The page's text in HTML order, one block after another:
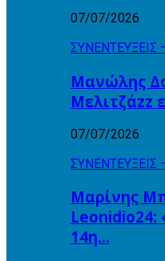
07/07/2026
Μανώλης
Μελιτζάzz
07/07/2026
Μαρίνης
Leonidio24:
14η…